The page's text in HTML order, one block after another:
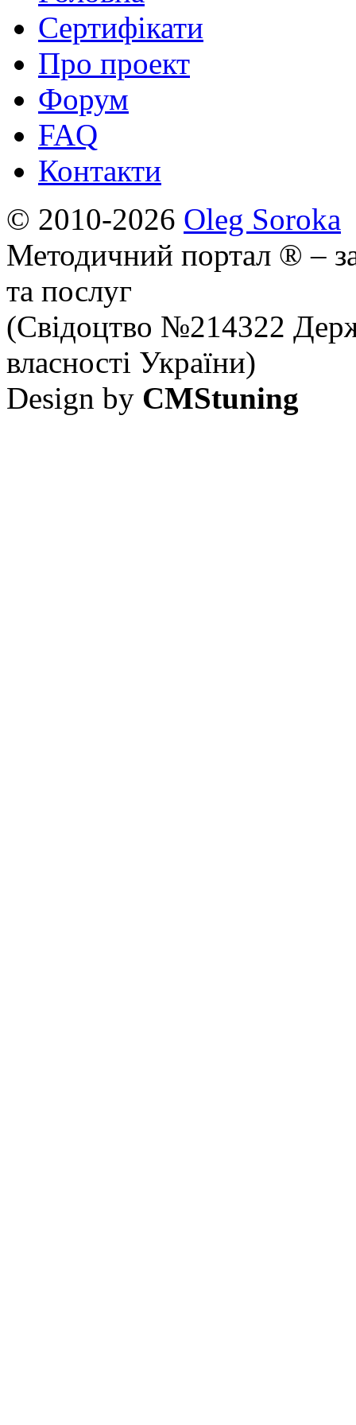
Сертифікати
Про проект
Форум
FAQ
Контакти
© 2010-2026 Oleg Soroka
Методичний портал ® –
та послуг
(Свідоцтво №214322
власності України)
Design by CMStuning